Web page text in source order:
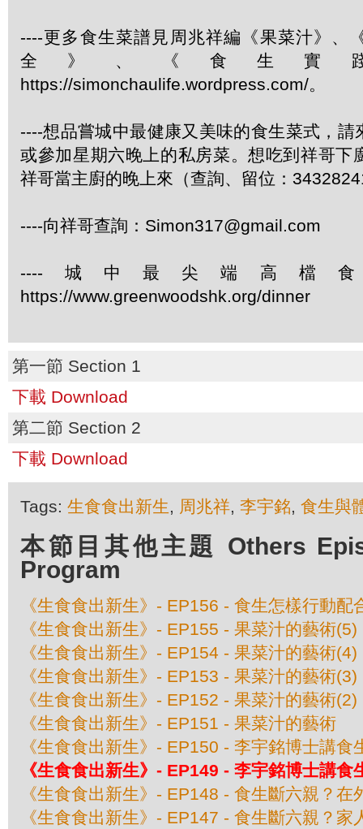
----更多食生菜譜見周兆祥編《果菜汁》、
全》、《食生實
https://simonchaulife.wordpress.com/。
----想品嘗城中最健康又美味的食生菜式，請
或參加星期六晚上的私房菜。想吃到祥哥下
祥哥當主廚的晚上來（查詢、留位：
----向祥哥查詢：Simon317@gmail.com
----城中最尖端高檔
https://www.greenwoodshk.org/dinner
第一節 Section 1
下載 Download
第二節 Section 2
下載 Download
Tags: 生食食出新生, 周兆祥, 李宇銘, 食生與
本節目其他主題 Others
Program
《生食食出新生》- EP156 - 食生怎樣行動配
《生食食出新生》- EP155 - 果菜汁的藝術
《生食食出新生》- EP154 - 果菜汁的藝術
《生食食出新生》- EP153 - 果菜汁的藝術
《生食食出新生》- EP152 - 果菜汁的藝術
《生食食出新生》- EP151 - 果菜汁的藝術
《生食食出新生》- EP150 - 李宇銘博士講食
《生食食出新生》- EP149 - 李宇銘博士講食
《生食食出新生》- EP148 - 食生斷六親？在
《生食食出新生》- EP147 - 食生斷六親？家